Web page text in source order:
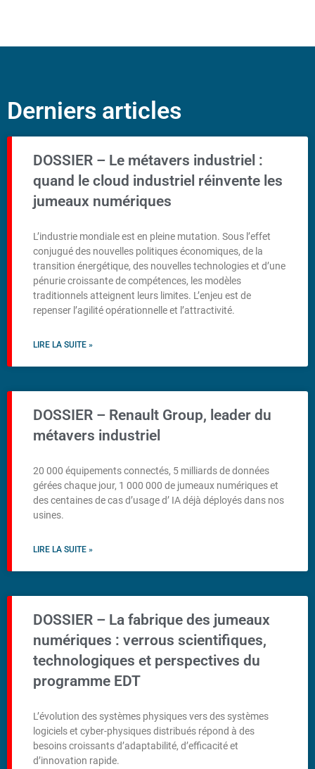
Derniers articles
DOSSIER – Le métavers industriel :
quand le cloud industriel réinvente les
jumeaux numériques
L’industrie mondiale est en pleine mutation. Sous l’effet
conjugué des nouvelles politiques économiques, de la
transition énergétique, des nouvelles technologies et d’une
pénurie croissante de compétences, les modèles
traditionnels atteignent leurs limites. L’enjeu est de
repenser l’agilité opérationnelle et l’attractivité.
LIRE LA SUITE »
DOSSIER – Renault Group, leader du
métavers industriel
20 000 équipements connectés, 5 milliards de données
gérées chaque jour, 1 000 000 de jumeaux numériques et
des centaines de cas d’usage d’ IA déjà déployés dans nos
usines.
LIRE LA SUITE »
DOSSIER – La fabrique des jumeaux
numériques : verrous scientifiques,
technologiques et perspectives du
programme EDT
L’évolution des systèmes physiques vers des systèmes
logiciels et cyber-physiques distribués répond à des
besoins croissants d’adaptabilité, d’efficacité et
d’innovation rapide.